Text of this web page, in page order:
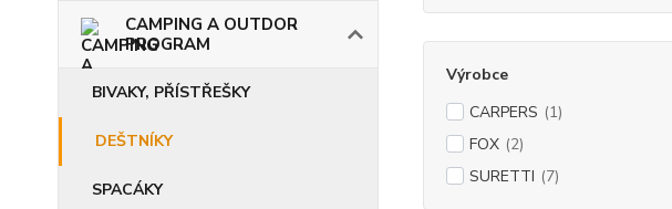
CAMPING A OUTDOR
PROGRAM
BIVAKY, PŘÍSTŘEŠKY
DEŠTNÍKY
SPACÁKY
Výrobce
CARPERS (1)
FOX (2)
SURETTI (7)